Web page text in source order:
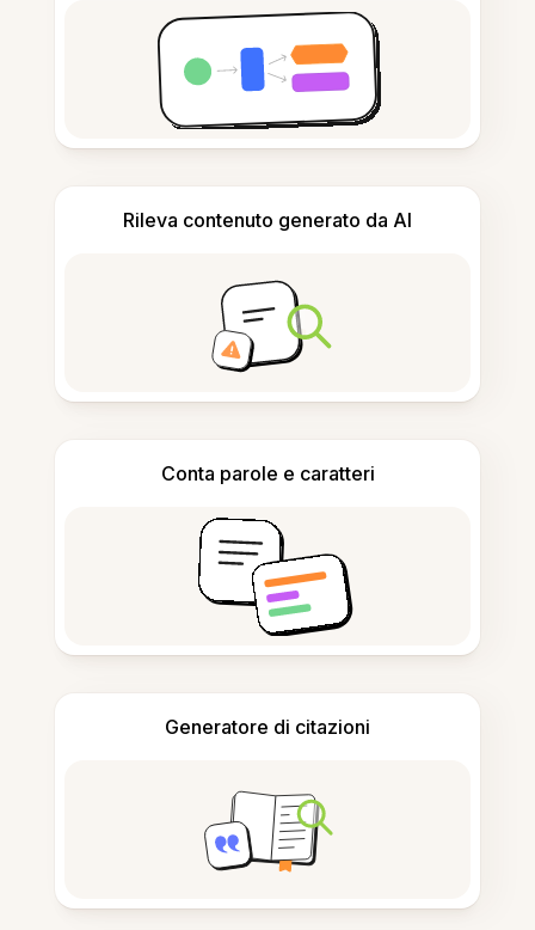
Rileva contenuto generato da AI
Conta parole e caratteri
Generatore di citazioni